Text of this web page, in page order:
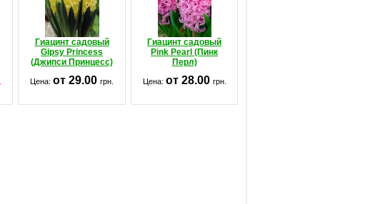
Гиацинт садовый
Gipsy Princess
(Джипси Принцесс)
Гиацинт садовый
Pink Pearl (Пинк
Перл)
Цена: от 29.00 грн. Цена: от 28.00 грн.